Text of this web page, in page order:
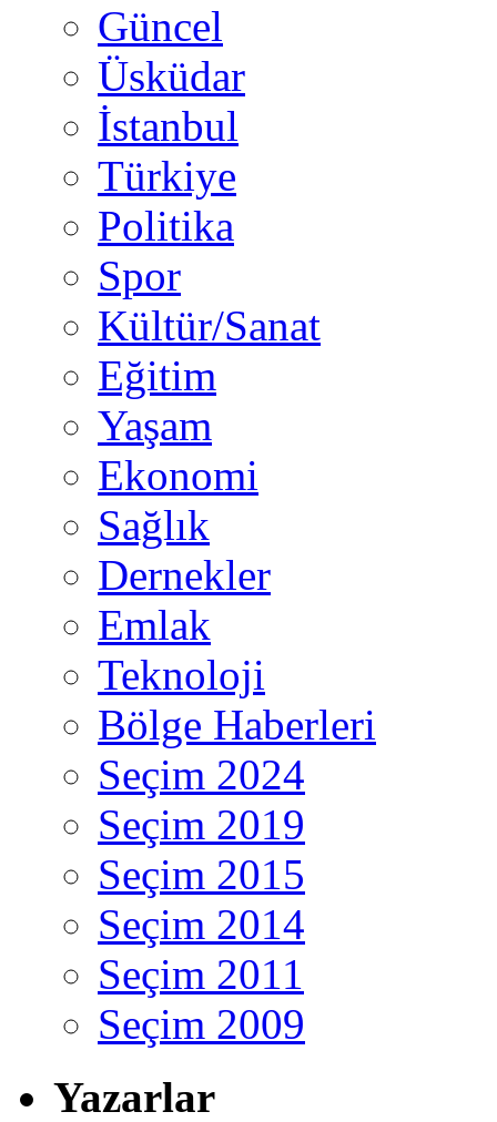
Güncel
Üsküdar
İstanbul
Türkiye
Politika
Spor
Kültür/Sanat
Eğitim
Yaşam
Ekonomi
Sağlık
Dernekler
Emlak
Teknoloji
Bölge Haberleri
Seçim 2024
Seçim 2019
Seçim 2015
Seçim 2014
Seçim 2011
Seçim 2009
Yazarlar